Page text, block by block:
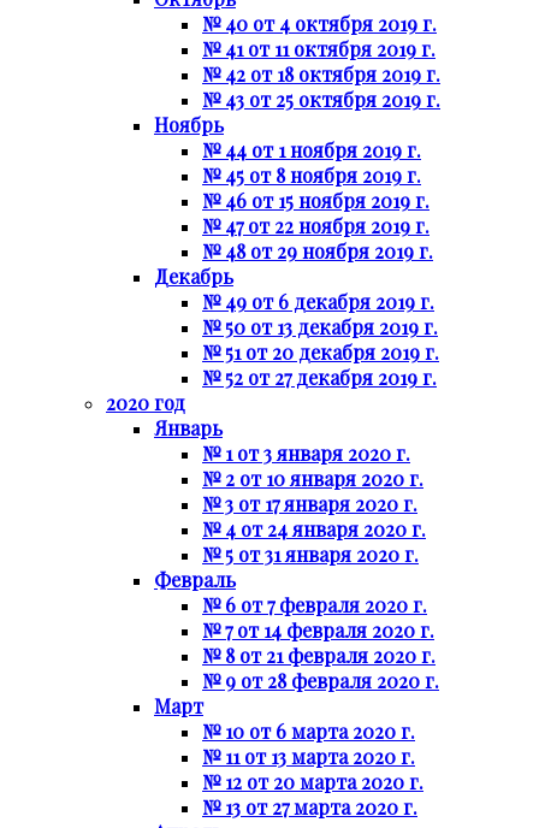
№ 40 от 4 октября 2019 г.
№ 41 от 11 октября 2019 г.
№ 42 от 18 октября 2019 г.
№ 43 от 25 октября 2019 г.
Ноябрь
№ 44 от 1 ноября 2019 г.
№ 45 от 8 ноября 2019 г.
№ 46 от 15 ноября 2019 г.
№ 47 от 22 ноября 2019 г.
№ 48 от 29 ноября 2019 г.
Декабрь
№ 49 от 6 декабря 2019 г.
№ 50 от 13 декабря 2019 г.
№ 51 от 20 декабря 2019 г.
№ 52 от 27 декабря 2019 г.
2020 год
Январь
№ 1 от 3 января 2020 г.
№ 2 от 10 января 2020 г.
№ 3 от 17 января 2020 г.
№ 4 от 24 января 2020 г.
№ 5 от 31 января 2020 г.
Февраль
№ 6 от 7 февраля 2020 г.
№ 7 от 14 февраля 2020 г.
№ 8 от 21 февраля 2020 г.
№ 9 от 28 февраля 2020 г.
Март
№ 10 от 6 марта 2020 г.
№ 11 от 13 марта 2020 г.
№ 12 от 20 марта 2020 г.
№ 13 от 27 марта 2020 г.